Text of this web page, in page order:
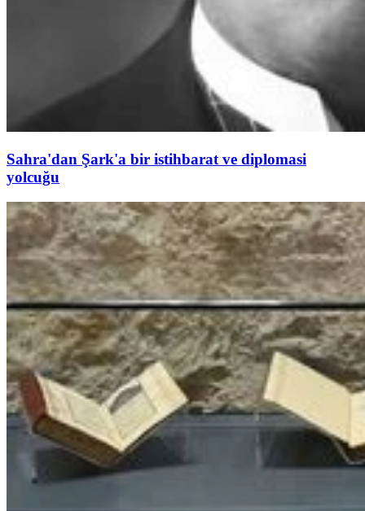
Sahra'dan Şark'a bir istihbarat ve diplomasi
yolcuğu